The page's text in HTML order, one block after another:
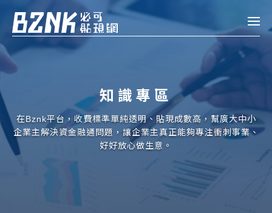
Bznk 必可貼現網
申貸
企業融資
註冊 登入
知識專區
在Bznk平台，收費標準單純透明、貼現成數高，幫廣大中小
企業主解決資金融通問題，讓企業主真正能夠專注衝刺事業、
好好放心做生意。